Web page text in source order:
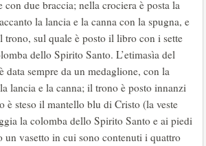
con due braccia; nella crociera è posta la
la lancia e la canna con la spugna, e
trono, sul quale è posto il libro con i sette
dello Spirito Santo. L’etimasìa del
data sempre da un medaglione, con la
lancia e la canna; il trono è posto innanzi
è steso il mantello blu di Cristo (la veste
la colomba dello Spirito Santo e ai piedi
un vasetto in cui sono contenuti i quattro